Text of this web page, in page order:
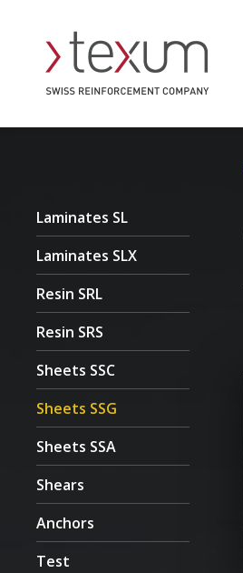
Laminates SL
Laminates SLX
Resin SRL
Resin SRS
Sheets SSC
Sheets SSG
Sheets SSA
Shears
Anchors
Test